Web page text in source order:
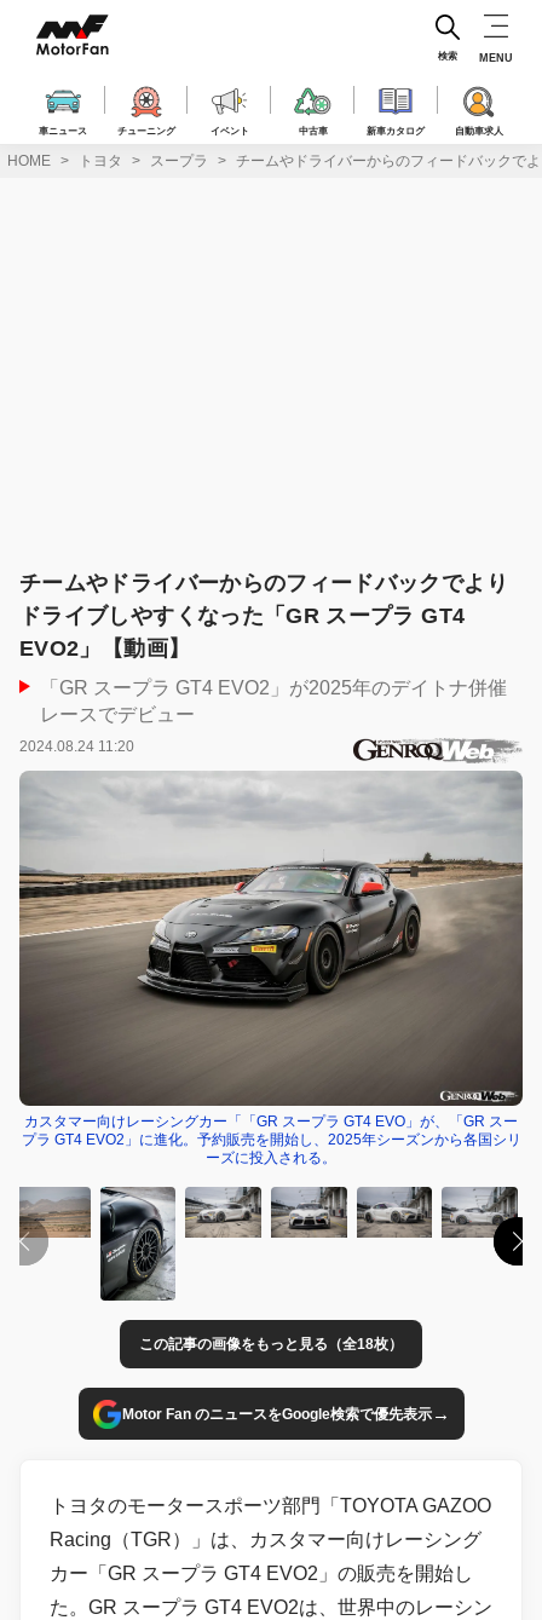
ス
車ニュース チューニング イベント 中古車 新車カタログ 自動車求人
検索 MENU
HOME トヨタ スープラ チームやドライバーからのフィードバックで
チームやドライバーからのフィードバックでより
ドライブしやすくなった「GR スープラ GT4
EVO2」【動画】
「GR スープラ GT4 EVO2」が2025年のデイトナ併催
レースでデビュー
2024.08.24 11:20
カスタマー向けレーシングカー「「GR スープラ GT4 EVO」が、「GR スー
プラ GT4 EVO2」に進化。予約販売を開始し、2025年シーズンから各国シリ
ーズに投入される。
この記事の画像をもっと見る（全18枚）
Motor Fan のニュースをGoogle検索で優先表示→
トヨタのモータースポーツ部門「TOYOTA GAZOO
Racing（TGR）」は、カスタマー向けレーシング
カー「GR スープラ GT4 EVO2」の販売を開始し
た。GR スープラ GT4 EVO2は、世界中のレーシン